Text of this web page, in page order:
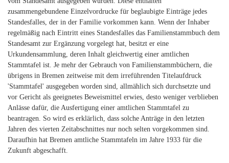
zusammengebundene Einzelvordrucke für beglaubigte Einträge jedes
Standesfalles, der in der Familie vorkommen kann. Wenn der Inhaber
regelmäßig nach Eintritt eines Standesfalles das Familienstammbuch dem
Standesamt zur Ergänzung vorgelegt hat, besitzt er eine
Urkundensammlung, deren Inhalt gleichwertig einer amtlichen
Stammtafel ist. Je mehr der Gebrauch von Familienstammbüchern, die
übrigens in Bremen zeitweise mit dem irreführenden Titelaufdruck
'Stammtafel' ausgegeben worden sind, allmählich sich durchsetzte und
vor Gericht als geeignetes Beweismittel erwies, desto weniger verblieben
Anlässe dafür, die Ausfertigung einer amtlichen Stammtafel zu
beantragen. So wird es erklärlich, dass solche Anträge in den letzten
Jahren des vierten Zeitabschnittes nur noch selten vorgekommen sind.
Daraufhin hat Bremen amtliche Stammtafeln im Jahre 1933 für die
Zukunft abgeschafft.